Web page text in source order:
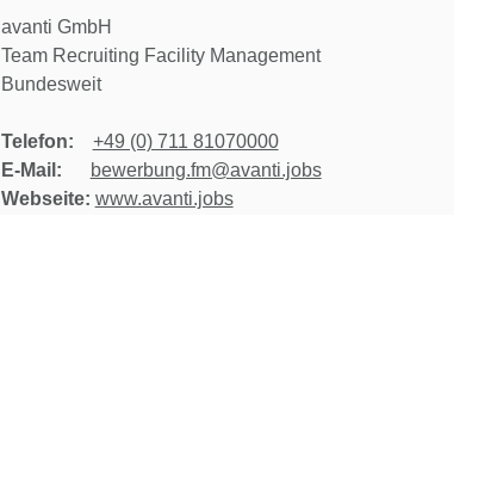
avanti GmbH
Team Recruiting Facility Management
Bundesweit
Telefon:
+49 (0) 711 81070000
E-Mail:
bewerbung.fm@avanti.jobs
Webseite: www.avanti.jobs